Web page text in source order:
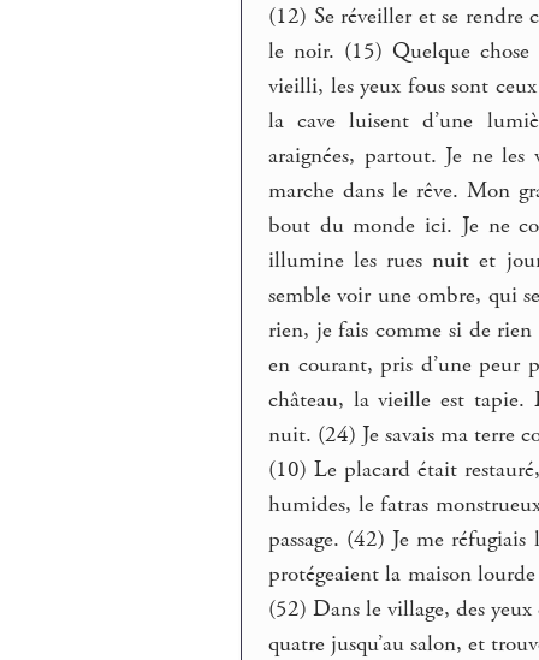
(12) Se réveiller et se rendre
le noir. (15) Quelque chose
vieilli, les yeux fous sont
la cave luisent d’une
araignées, partout. Je ne
marche dans le rêve. Mon
bout du monde ici. Je ne
illumine les rues nuit et
semble voir une ombre, qui
rien, je fais comme si de
en courant, pris d’une peur
château, la vieille est tapie.
nuit. (24) Je savais ma terre
(10) Le placard était
humides, le fatras
passage. (42) Je me
protégeaient la maison
(52) Dans le village, des
quatre jusqu’au salon, et